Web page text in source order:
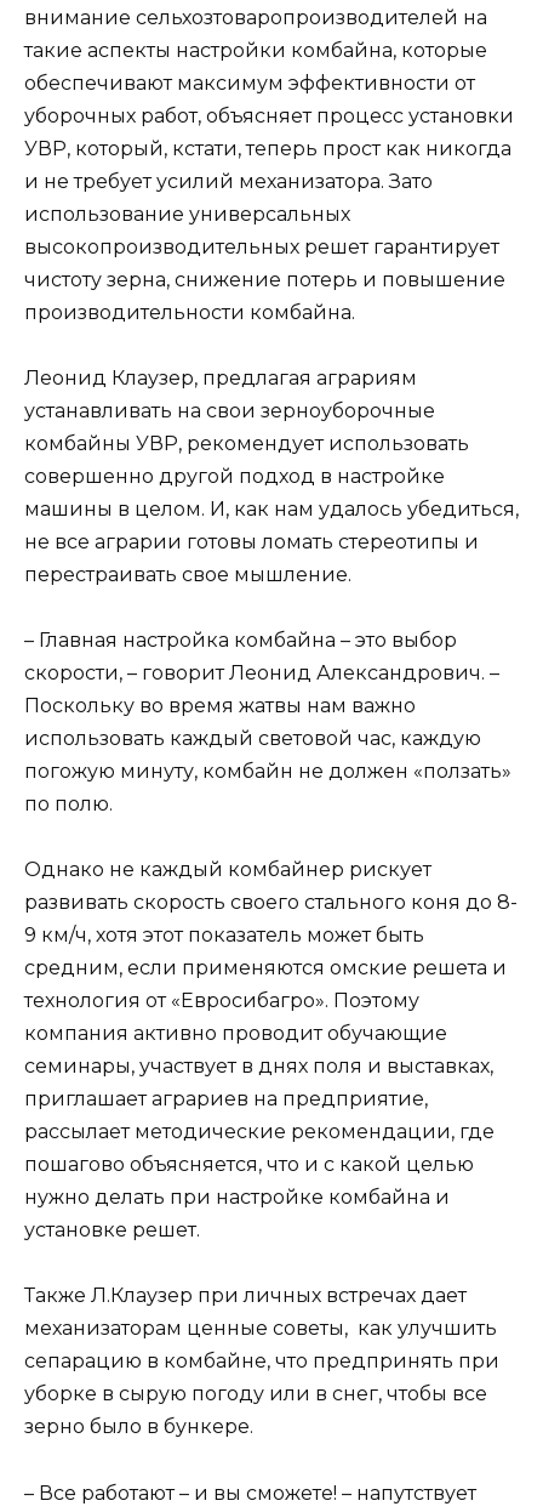
внимание сельхозтоваропроизводителей на
такие аспекты настройки комбайна, которые
обеспечивают максимум эффективности от
уборочных работ, объясняет процесс установки
УВР, который, кстати, теперь прост как никогда
и не требует усилий механизатора. Зато
использование универсальных
высокопроизводительных решет гарантирует
чистоту зерна, снижение потерь и повышение
производительности комбайна.
Леонид Клаузер, предлагая аграриям
устанавливать на свои зерноуборочные
комбайны УВР, рекомендует использовать
совершенно другой подход в настройке
машины в целом. И, как нам удалось убедиться,
не все аграрии готовы ломать стереотипы и
перестраивать свое мышление.
– Главная настройка комбайна – это выбор
скорости, – говорит Леонид Александрович. –
Поскольку во время жатвы нам важно
использовать каждый световой час, каждую
погожую минуту, комбайн не должен «ползать»
по полю.
Однако не каждый комбайнер рискует
развивать скорость своего стального коня до 8-
9 км/ч, хотя этот показатель может быть
средним, если применяются омские решета и
технология от «Евросибагро». Поэтому
компания активно проводит обучающие
семинары, участвует в днях поля и выставках,
приглашает аграриев на предприятие,
рассылает методические рекомендации, где
пошагово объясняется, что и с какой целью
нужно делать при настройке комбайна и
установке решет.
Также Л.Клаузер при личных встречах дает
механизаторам ценные советы, как улучшить
сепарацию в комбайне, что предпринять при
уборке в сырую погоду или в снег, чтобы все
зерно было в бункере.
– Все работают – и вы сможете! – напутствует